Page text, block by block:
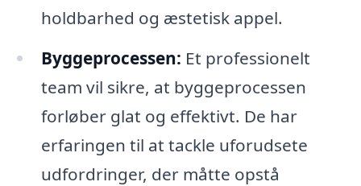
holdbarhed og æstetisk appel.
Byggeprocessen: Et professionelt
team vil sikre, at byggeprocessen
forløber glat og effektivt. De har
erfaringen til at tackle uforudsete
udfordringer, der måtte opstå